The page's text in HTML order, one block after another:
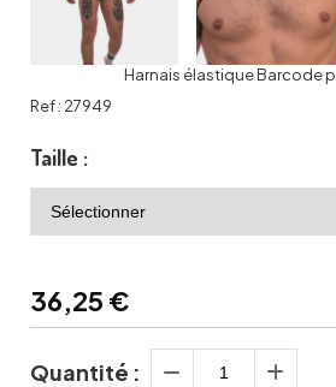
Harnais élastique Barcode
Ref : 27949
Taille :
36,25 €
Quantité :